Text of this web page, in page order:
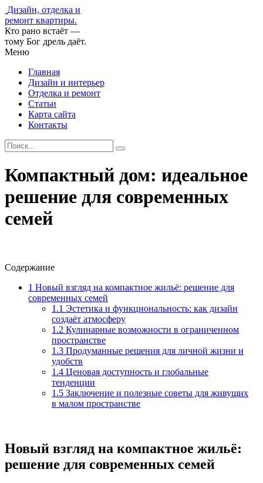
Дизайн, отделка и
ремонт квартиры.
Кто рано встаёт —
тому Бог дрель даёт.
Меню
Главная
Дизайн и интерьер
Отделка и ремонт
Статьи
Карта сайта
Контакты
Компактный дом: идеальное
решение для современных
семей
Содержание
1 Новый взгляд на компактное жильё: решение для
современных семей
1.1 Эстетика и функциональность: как дизайн
создаёт атмосферу
1.2 Кулинарные возможности в ограниченном
пространстве
1.3 Продуманные решения для личной жизни и
удобств
1.4 Ценовая доступность и глобальные
тенденции
1.5 Заключение и полезные советы для живущих
в малом пространстве
Новый взгляд на компактное жильё:
решение для современных семей